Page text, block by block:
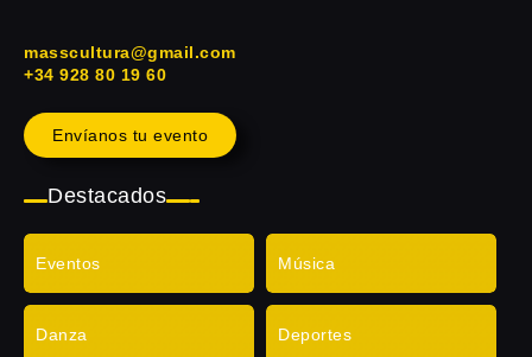
masscultura@gmail.com
+34 928 80 19 60
Envíanos tu evento
Destacados
Eventos Música
Danza Deportes